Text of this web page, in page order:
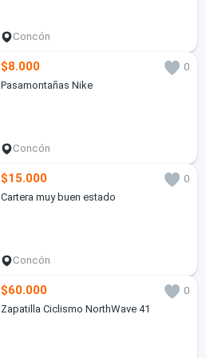
Concón
$8.000
0
Pasamontañas Nike
Concón
$15.000
0
Cartera muy buen estado
Concón
$60.000
0
Zapatilla Ciclismo NorthWave 41